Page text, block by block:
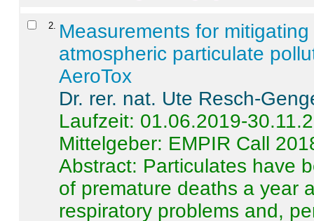
2
Measurements for
atmospheric particulate
AeroTox
Dr. rer. nat. Ute Resch-
Laufzeit: 01.06.2019-
Mittelgeber: EMPIR Call
Abstract: Particulates have
of premature deaths a year
respiratory problems and,